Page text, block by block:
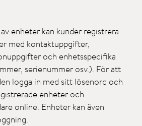
enheter kan kunder registrera
med kontaktuppgifter,
och enhetsspecifika
serienummer osv.). För att
logga in med sitt lösenord och
enheter och
online. Enheter kan även